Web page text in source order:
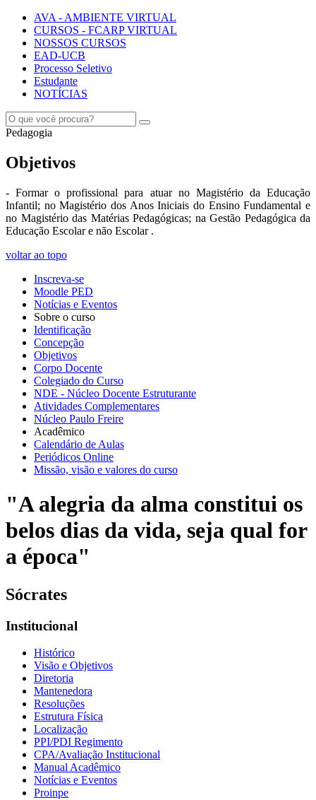
AVA - AMBIENTE VIRTUAL
CURSOS - FCARP VIRTUAL
NOSSOS CURSOS
EAD-UCB
Processo Seletivo
Estudante
NOTÍCIAS
Pedagogia
Objetivos
- Formar o profissional para atuar no Magistério da Educação
Infantil; no Magistério dos Anos Iniciais do Ensino Fundamental e
no Magistério das Matérias Pedagógicas; na Gestão Pedagógica da
Educação Escolar e não Escolar .
voltar ao topo
Inscreva-se
Moodle PED
Notícias e Eventos
Sobre o curso
Identificação
Concepção
Objetivos
Corpo Docente
Colegiado do Curso
NDE - Núcleo Docente Estruturante
Atividades Complementares
Núcleo Paulo Freire
Acadêmico
Calendário de Aulas
Periódicos Online
Missão, visão e valores do curso
"A alegria da alma constitui os
belos dias da vida, seja qual for
a época"
Sócrates
Institucional
Histórico
Visão e Objetivos
Diretoria
Mantenedora
Resoluções
Estrutura Física
Localização
PPI/PDI Regimento
CPA/Avaliação Institucional
Manual Acadêmico
Notícias e Eventos
Proinpe